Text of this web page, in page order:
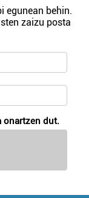
egunean behin.
zaizu posta
onartzen dut.